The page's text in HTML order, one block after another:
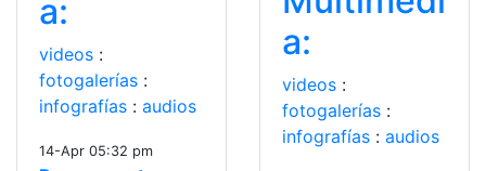
a:
videos :
fotogalerías :
infografías : audios
14-Apr 05:32 pm
a:
videos :
fotogalerías :
infografías : audios